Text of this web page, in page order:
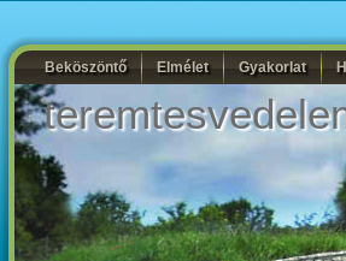
Beköszöntő Elmélet Gyakorlat